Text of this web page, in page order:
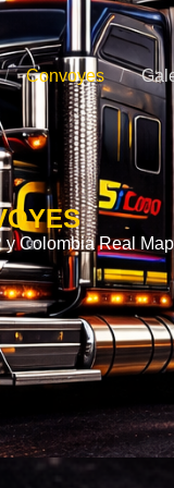
Convoyes
y Colombia Real Map